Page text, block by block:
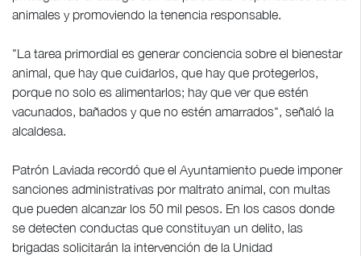
animales y promoviendo la tenencia responsable.
"La tarea primordial es generar conciencia sobre el bienestar
animal, que hay que cuidarlos, que hay que protegerlos,
porque no solo es alimentarlos; hay que ver que estén
vacunados, bañados y que no estén amarrados", señaló la
alcaldesa.
Patrón Laviada recordó que el Ayuntamiento puede imponer
sanciones administrativas por maltrato animal, con multas
que pueden alcanzar los 50 mil pesos. En los casos donde
se detecten conductas que constituyan un delito, las
brigadas solicitarán la intervención de la Unidad